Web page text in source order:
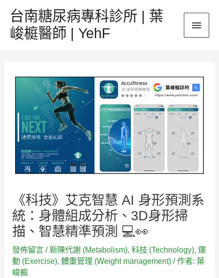
台南糖尿病專科診所 | 葉
峻榳醫師 | YehF
要
單
《科技》艾克智慧 AI 身形預測系
統：身體組成分析、3D身形掃
描、智慧精準預測 💻👀
發佈留言 /新陳代謝 (Metabolism),科技 (Technology),運
動 (Exercise),體重管理 (Weight management) / 作者:葉
峻榳